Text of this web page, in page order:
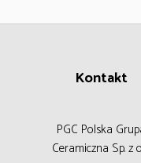
Kontakt
PGC Polska
Ceramiczna Sp. z